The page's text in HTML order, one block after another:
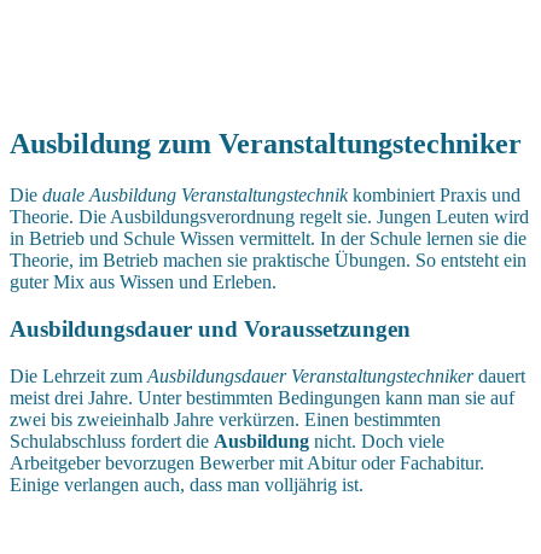
Ausbildung zum Veranstaltungstechniker
Die duale Ausbildung Veranstaltungstechnikkombiniert Praxis und
Theorie. Die Ausbildungsverordnung regelt sie. Jungen Leuten wird
in Betrieb und Schule Wissen vermittelt. In der Schule lernen sie die
Theorie, im Betrieb machen sie praktische Übungen. So entsteht ein
guter Mix aus Wissen und Erleben.
Ausbildungsdauer und Voraussetzungen
Die Lehrzeit zum Ausbildungsdauer Veranstaltungstechnikerdauert
meist drei Jahre. Unter bestimmten Bedingungen kann man sie auf
zwei bis zweieinhalb Jahre verkürzen. Einen bestimmten
Schulabschluss fordert die Ausbildung nicht. Doch viele
Arbeitgeber bevorzugen Bewerber mit Abitur oder Fachabitur.
Einige verlangen auch, dass man volljährig ist.